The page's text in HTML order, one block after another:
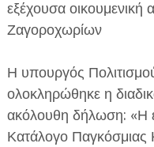
εξέχουσα οικουμενική
Ζαγοροχωρίων
Η υπουργός
ολοκληρώθηκε η
ακόλουθη δήλωση: «Η
Κατάλογο Παγκόσμιας